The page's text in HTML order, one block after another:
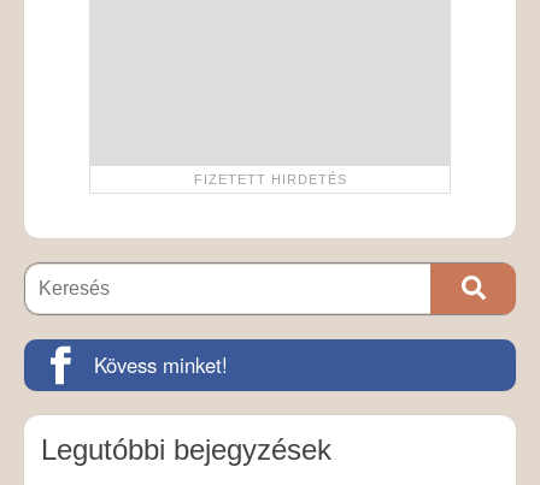
Kövess minket!
Legutóbbi bejegyzések